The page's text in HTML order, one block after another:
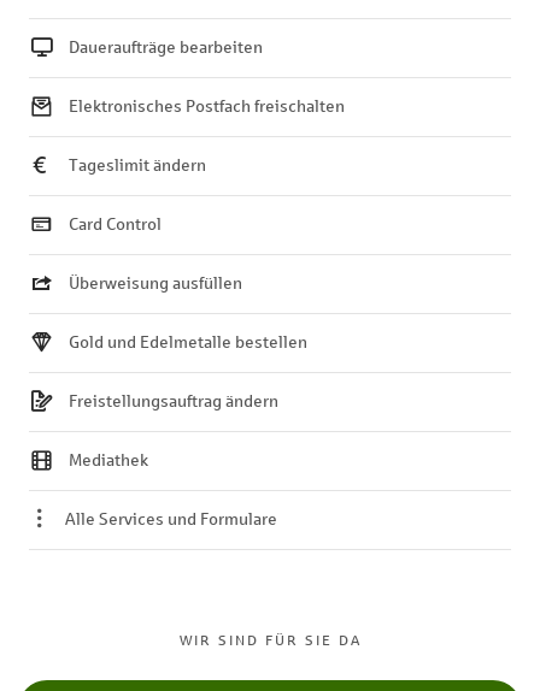
WIR SIND FÜR SIE DA
Daueraufträge bearbeiten
Elektronisches Postfach freischalten
Tageslimit ändern
Card Control
Überweisung ausfüllen
Gold und Edelmetalle bestellen
Freistellungsauftrag ändern
Mediathek
Alle Services und Formulare